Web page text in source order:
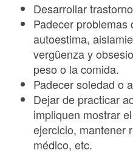
Desarrollar
Padecer problemas
autoestima,
vergüenza y
peso o la comida.
Padecer soledad o
Dejar de practicar
impliquen mostrar
ejercicio, mantener
médico, etc.